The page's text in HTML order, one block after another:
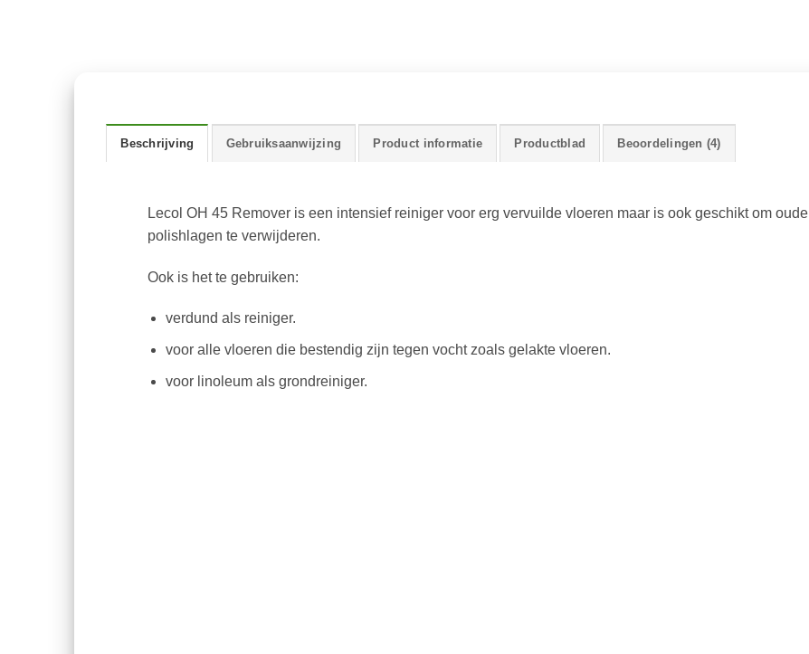
Beschrijving Gebruiksaanwijzing Product informatie Productblad Beoordelingen (4)
Lecol OH 45 Remover is een intensief reiniger voor erg vervuilde vloeren maar is ook geschikt om oude
polishlagen te verwijderen.
Ook is het te gebruiken:
verdund als reiniger.
voor alle vloeren die bestendig zijn tegen vocht zoals gelakte vloeren.
voor linoleum als grondreiniger.